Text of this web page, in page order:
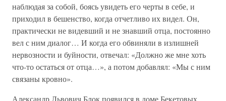
наблюдая за собой, боясь увидеть его черты в себе, и
приходил в бешенство, когда отчетливо их видел. Он,
практически не видевший и не знавший отца, постоянно
вел с ним диалог… И когда его обвиняли в излишней
нервозности и буйности, отвечал: «Должно же мне хоть
что-то остаться от отца…», а потом добавлял: «Мы с ним
связаны кровно».
Александр Львович Блок появился в доме Бекетовых